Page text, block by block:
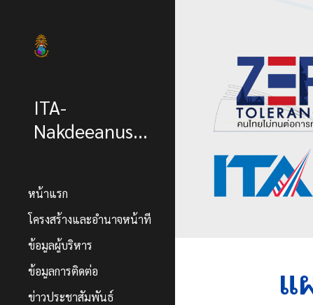
ITA-
Nakdeeanusorn
หน้าแรก
โครงสร้างและอำนาจหน้าที่
ข้อมูลผู้บริหาร
ข้อมูลการติดต่อ
ข่าวประชาสัมพันธ์
แ